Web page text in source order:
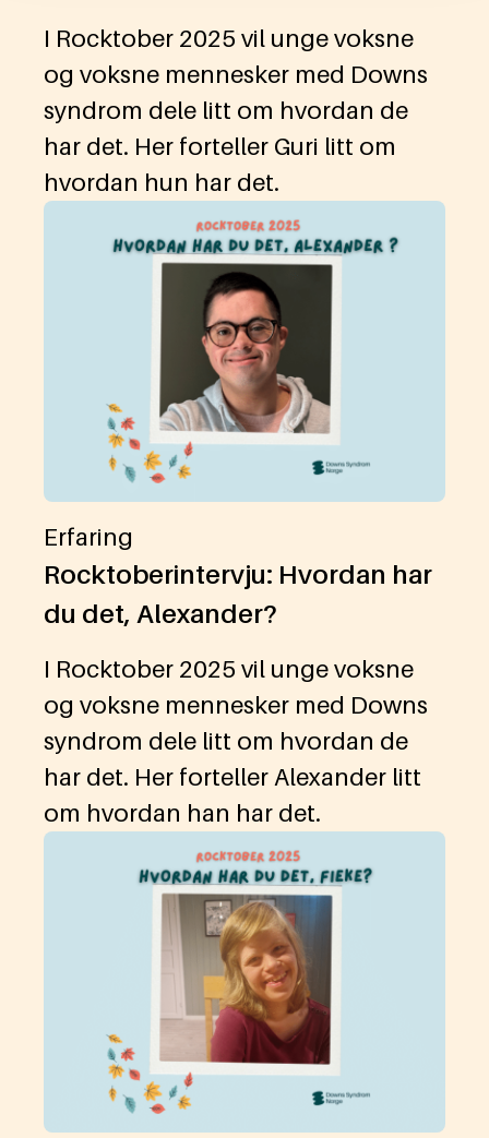
I Rocktober 2025 vil unge voksne
og voksne mennesker med Downs
syndrom dele litt om hvordan de
har det. Her forteller Guri litt om
hvordan hun har det.
Erfaring
Rocktoberintervju: Hvordan har
du det, Alexander?
I Rocktober 2025 vil unge voksne
og voksne mennesker med Downs
syndrom dele litt om hvordan de
har det. Her forteller Alexander litt
om hvordan han har det.